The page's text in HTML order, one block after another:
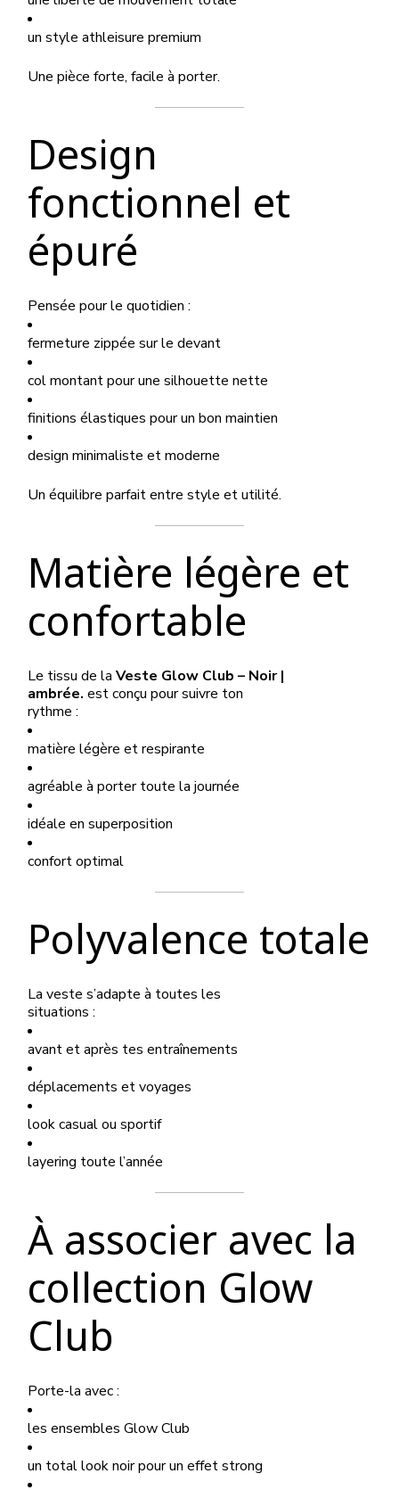
un style athleisure premium
Une pièce forte, facile à porter.
Design
fonctionnel et
épuré
Pensée pour le quotidien :
fermeture zippée sur le devant
col montant pour une silhouette nette
finitions élastiques pour un bon maintien
design minimaliste et moderne
Un équilibre parfait entre style et utilité.
Matière légère et
confortable
Le tissu de laVeste Glow Club – Noir |
ambrée. est conçu pour suivre ton
rythme :
matière légère et respirante
agréable à porter toute la journée
idéale en superposition
confort optimal
Polyvalence totale
La veste s’adapte à toutes les
situations :
avant et après tes entraînements
déplacements et voyages
look casual ou sportif
layering toute l’année
À associer avec la
collection Glow
Club
Porte-la avec :
les ensembles Glow Club
un total look noir pour un effet strong